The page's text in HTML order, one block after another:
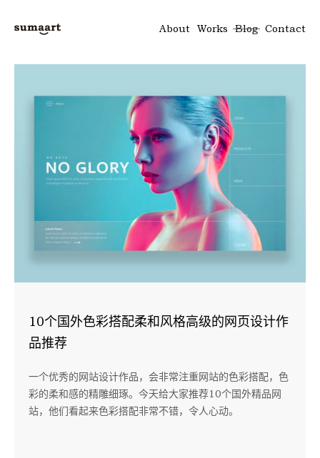
About Works Blog Contact
10个国外色彩搭配柔和风格高级的网页设计作
品推荐
一个优秀的网站设计作品，会非常注重网站的色彩搭配，色
彩的柔和感的精雕细琢。今天给大家推荐10个国外精品网
站，他们看起来色彩搭配非常不错，令人心动。